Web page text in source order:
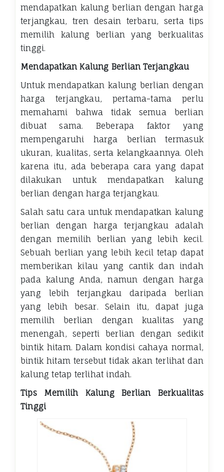
mendapatkan kalung berlian dengan harga
terjangkau, tren desain terbaru, serta tips
memilih kalung berlian yang berkualitas
tinggi.
Mendapatkan Kalung Berlian Terjangkau
Untuk mendapatkan kalung berlian dengan
harga terjangkau, pertama-tama perlu
memahami bahwa tidak semua berlian
dibuat sama. Beberapa faktor yang
mempengaruhi harga berlian termasuk
ukuran, kualitas, serta kelangkaannya. Oleh
karena itu, ada beberapa cara yang dapat
dilakukan untuk mendapatkan kalung
berlian dengan harga terjangkau.
Salah satu cara untuk mendapatkan kalung
berlian dengan harga terjangkau adalah
dengan memilih berlian yang lebih kecil.
Sebuah berlian yang lebih kecil tetap dapat
memberikan kilau yang cantik dan indah
pada kalung Anda, namun dengan harga
yang lebih terjangkau daripada berlian
yang lebih besar. Selain itu, dapat juga
memilih berlian dengan kualitas yang
menengah, seperti berlian dengan sedikit
bintik hitam. Dalam kondisi cahaya normal,
bintik hitam tersebut tidak akan terlihat dan
kalung tetap terlihat indah.
Tips Memilih Kalung Berlian Berkualitas
Tinggi